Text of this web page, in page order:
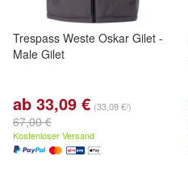
Trespass Weste Oskar Gilet -
Male Gilet
ab 33,09 € (33,09 €/)
67,00 €
Kostenloser Versand